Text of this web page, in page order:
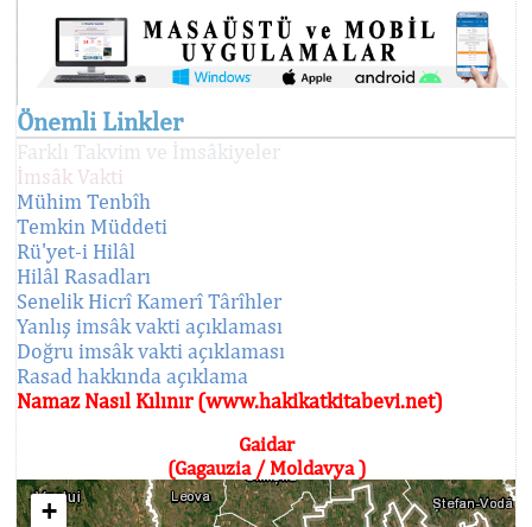
Önemli Linkler
Farklı Takvim ve İmsâkiyeler
İmsâk Vakti
Mühim Tenbîh
Temkin Müddeti
Rü'yet-i Hilâl
Hilâl Rasadları
Senelik Hicrî Kamerî Târîhler
Yanlış imsâk vakti açıklaması
Doğru imsâk vakti açıklaması
Rasad hakkında açıklama
Namaz Nasıl Kılınır (www.hakikatkitabevi.net)
Gaidar
(Gagauzia / Moldavya )
+